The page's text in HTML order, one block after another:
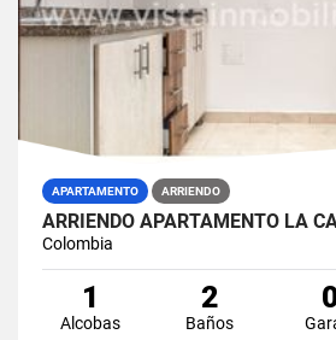
APARTAMENTO ARRIENDO
ARRIENDO APARTAMENTO LA
Colombia
1
Alcobas
2
Baños